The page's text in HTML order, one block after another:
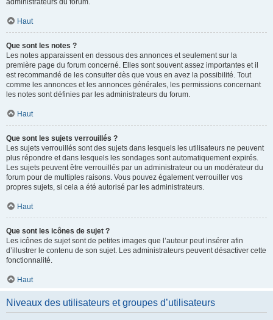
administrateurs du forum.
Haut
Que sont les notes ?
Les notes apparaissent en dessous des annonces et seulement sur la
première page du forum concerné. Elles sont souvent assez importantes et il
est recommandé de les consulter dès que vous en avez la possibilité. Tout
comme les annonces et les annonces générales, les permissions concernant
les notes sont définies par les administrateurs du forum.
Haut
Que sont les sujets verrouillés ?
Les sujets verrouillés sont des sujets dans lesquels les utilisateurs ne peuvent
plus répondre et dans lesquels les sondages sont automatiquement expirés.
Les sujets peuvent être verrouillés par un administrateur ou un modérateur du
forum pour de multiples raisons. Vous pouvez également verrouiller vos
propres sujets, si cela a été autorisé par les administrateurs.
Haut
Que sont les icônes de sujet ?
Les icônes de sujet sont de petites images que l’auteur peut insérer afin
d’illustrer le contenu de son sujet. Les administrateurs peuvent désactiver cette
fonctionnalité.
Haut
Niveaux des utilisateurs et groupes d’utilisateurs